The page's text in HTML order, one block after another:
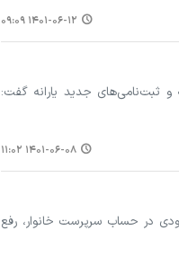
۱۴۰۱-۰۶-۱۲ ۰۹:۰۹
و ثبت‌نامی‌های جدید یارانه گفت:
۱۴۰۱-۰۶-۰۸ ۱۱:۰۲
در حساب سرپرست خانوار، رفع